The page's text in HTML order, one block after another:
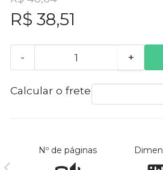
R$ 38,51
- +
Calcular o frete
Nº de páginas